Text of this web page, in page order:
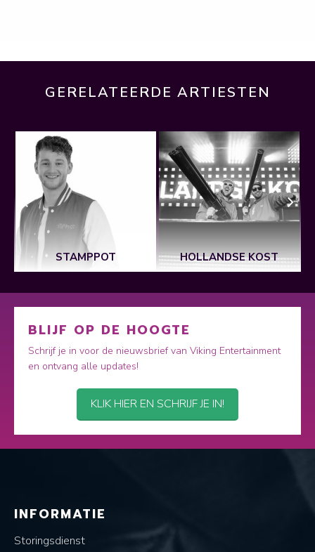
GERELATEERDE ARTIESTEN
STAMPPOT HOLLANDSE KOST
BLIJF OP DE HOOGTE
Schrijf je in voor de nieuwsbrief van Viking Entertainment
en ontvang alle updates!
KLIK HIER EN SCHRIJF JE IN!
INFORMATIE
Storingsdienst